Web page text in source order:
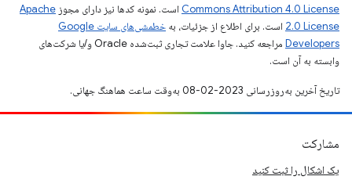
Commons Attribution 4.0 License است. نمونه کدها نیز دارای مجوز Apache
2.0 License است. برای اطلاع از جزئیات، به
خطمشی‌های سایت Google
Developers‏
مراجعه کنید. جاوا علامت تجاری ثبت‌شده Oracle و/یا شرکت‌های
وابسته به آن است.
تاریخ آخرین به‌روزرسانی 2023-02-08 به‌وقت ساعت هماهنگ جهانی.
مشارکت
یک اشکال را ثبت کنید